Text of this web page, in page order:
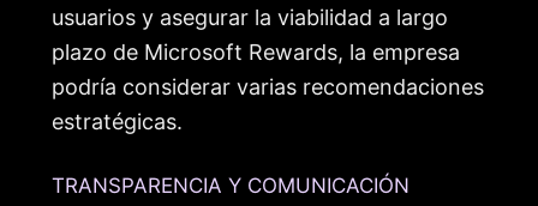
usuarios y asegurar la viabilidad a largo
plazo de Microsoft Rewards, la empresa
podría considerar varias recomendaciones
estratégicas.
TRANSPARENCIA Y COMUNICACIÓN